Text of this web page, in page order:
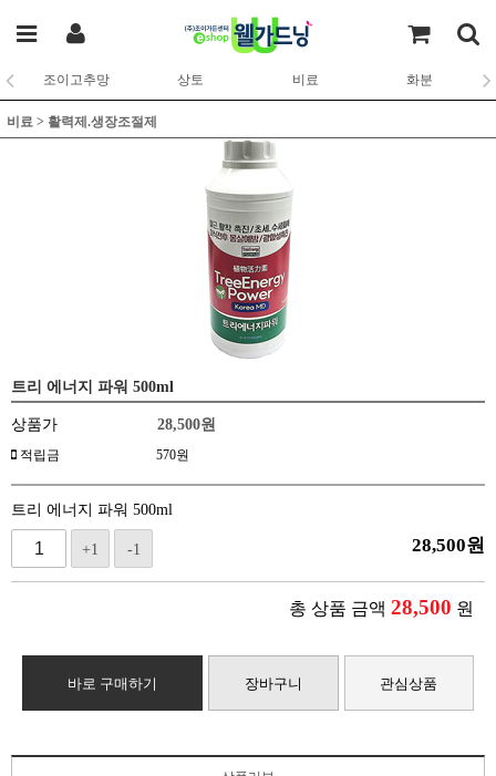
조이고추망 상토 비료 화분
비료 > 활력제.생장조절제
트리 에너지 파워 500ml
상품가 28,500원
적립금 570원
트리 에너지 파워 500ml
+1 -1 28,500원
총 상품 금액 28,500 원
바로 구매하기 장바구니 관심상품